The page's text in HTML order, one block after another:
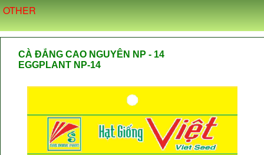
OTHER
CÀ ĐẮNG CAO NGUYÊN NP - 14
EGGPLANT NP-14